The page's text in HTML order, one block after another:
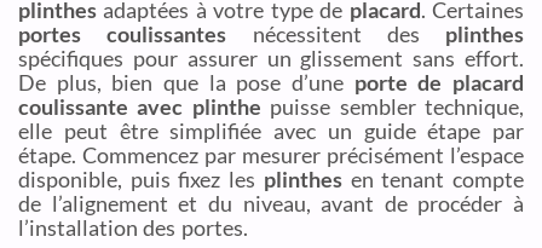
plinthes adaptées à votre type de placard. Certaines
portes coulissantes nécessitent des plinthes
spécifiques pour assurer un glissement sans effort.
De plus, bien que la pose d’une porte de placard
coulissante avec plinthe puisse sembler technique,
elle peut être simplifiée avec un guide étape par
étape. Commencez par mesurer précisément l’espace
disponible, puis fixez les plinthesen tenant compte
de l’alignement et du niveau, avant de procéder à
l’installation des portes.